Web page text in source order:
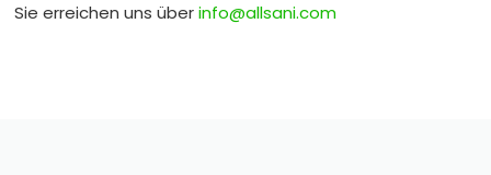
Sie erreichen uns überinfo@allsani.com